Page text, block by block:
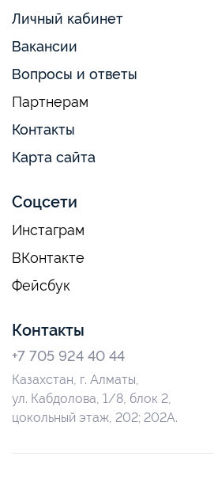
Личный кабинет
Вакансии
Вопросы и ответы
Партнерам
Контакты
Карта сайта
Соцсети
Инстаграм
ВКонтакте
Фейсбук
Контакты
+7 705 924 40 44
Казахстан, г. Алматы,
ул. Кабдолова, 1/8, блок 2,
цокольный этаж, 202; 202А.